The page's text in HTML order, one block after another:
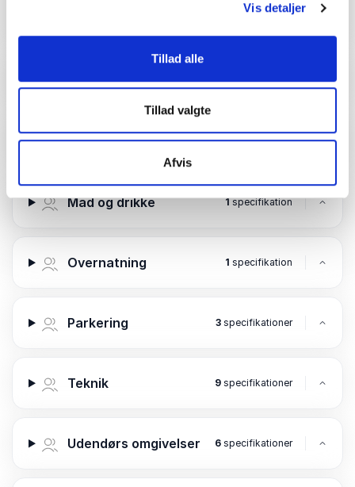
Vis detaljer
Tillad alle
Tillad valgte
Afvis
Aftaler 2specifikationer
Andre faciliteter 2specifikationer
Mad og drikke 1specifikation
Overnatning 1 specifikation
Parkering 3 specifikationer
Teknik 9 specifikationer
Udendørs omgivelser 6 specifikationer